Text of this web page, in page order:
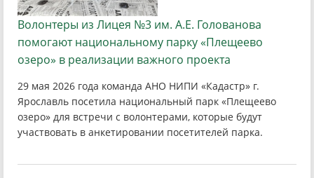
Волонтеры из Лицея №3 им. А.Е. Голованова
помогают национальному парку «Плещеево
озеро» в реализации важного проекта
29 мая 2026 года команда АНО НИПИ «Кадастр» г.
Ярославль посетила национальный парк «Плещеево
озеро» для встречи с волонтерами, которые будут
участвовать в анкетировании посетителей парка.